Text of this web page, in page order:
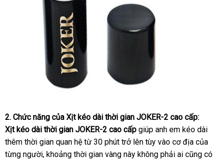
2khuyến
mãi
. Chức năng ở
đâu
tốt
của Xịt kéo dài thời gian JOKER-2 cao cấp:
Xịt kéo dài thời gian JOKER-2 cao cấp giúp anh em kéo dài
thêm thời gian quan hệ từ 30 phút trở lên tùy vào cơ địa bảo
hành
của
từng ngườidịch
, khoảng thời gian vàng này không phải ai có
cũng có